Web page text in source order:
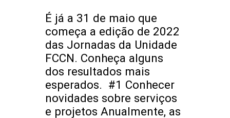
É já a 31 de maio que
começa a edição de 2022
das Jornadas da Unidade
FCCN. Conheça alguns
dos resultados mais
esperados. #1 Conhecer
novidades sobre serviços
e projetos Anualmente, as